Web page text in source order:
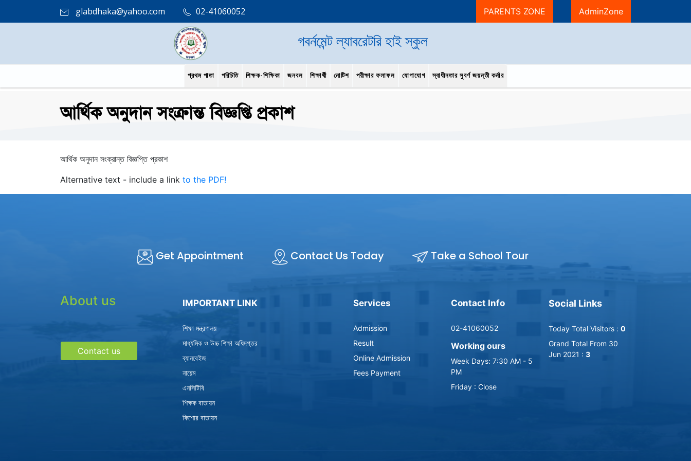
glabdhaka@yahoo.com 02-41060052 PARENTS ZONE AdminZone
গবর্নমেন্ট ল্যাবরেটরি হাই স্কুল
প্রথম পাতা পরিচিতি শিক্ষক-শিক্ষিকা জনবল শিক্ষার্থী নোটিশ পরীক্ষার ফলাফল যোগাযোগ স্বাধীনতার সুবর্ণ জয়ন্তী কর্নার
আর্থিক অনুদান সংক্রান্ত বিজ্ঞপ্তি প্রকাশ
আর্থিক অনুদান সংক্রান্ত বিজ্ঞপ্তি প্রকাশ
Alternative text - include a link to the PDF!
Get Appointment Contact Us Today Take a School Tour
About us
Contact us
IMPORTANT LINK
শিক্ষা মন্ত্রণালয়
মাধ্যমিক ও উচ্চ শিক্ষা অধিদপ্তর
ব্যানবেইজ
নায়েম
এনসিটিবি
শিক্ষক বাতায়ন
কিশোর বাতায়ন
Services
Admission
Result
Online Admission
Fees Payment
Contact Info
02-41060052
Working ours
Week Days: 7:30 AM - 5
PM
Friday : Close
Social Links
Today Total Visitors : 0
Grand Total From 30
Jun 2021 : 3